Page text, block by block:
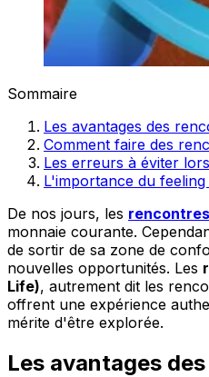
Sommaire
Les avantages des
Comment faire des
Les erreurs à éviter
L'importance du
De nos jours, les
monnaie courante.
de sortir de sa zone de
nouvelles opportunités. Les
Life), autrement dit les
offrent une expérience
mérite d'être explorée.
Les avantages